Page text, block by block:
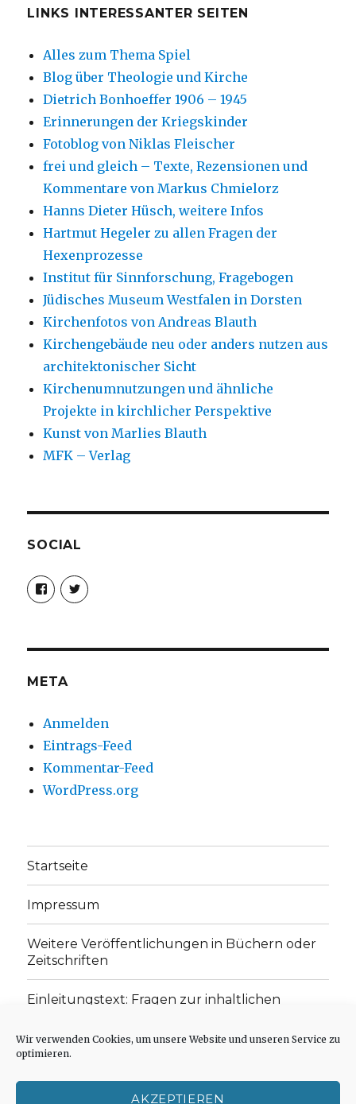
Wir verwenden Cookies, um unsere Website und unseren Service zu
optimieren.
AKZEPTIEREN
LINKS INTERESSANTER SEITEN
Alles zum Thema Spiel
Blog über Theologie und Kirche
Dietrich Bonhoeffer 1906 – 1945
Erinnerungen der Kriegskinder
Fotoblog von Niklas Fleischer
frei und gleich – Texte, Rezensionen und
Kommentare von Markus Chmielorz
Hanns Dieter Hüsch, weitere Infos
Hartmut Hegeler zu allen Fragen der
Hexenprozesse
Institut für Sinnforschung, Fragebogen
Jüdisches Museum Westfalen in Dorsten
Kirchenfotos von Andreas Blauth
Kirchengebäude neu oder anders nutzen aus
architektonischer Sicht
Kirchenumnutzungen und ähnliche
Projekte in kirchlicher Perspektive
Kunst von Marlies Blauth
MFK – Verlag
SOCIAL
Profil
von
christoph.fleischer1
anzeigen
Profil
von
anzeigen
META
Anmelden
Eintrags-Feed
Kommentar-Feed
WordPress.org
Startseite
Impressum
Weitere Veröffentlichungen in Büchern oder
Zeitschriften
Einleitungstext: Fragen zur inhaltlichen
„schwachen Glaubens“